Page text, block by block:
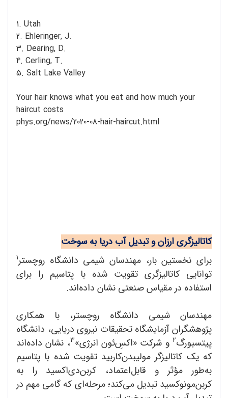
1. Utah
2. Ehleringer, J.
3. Dearing, D.
4. Cerling, T.
5. Salt Lake Valley
Your hair knows what you eat and how much your
haircut costs
phys.org/news/2020-08-hair-haircut.html
کاتالیزگری ارزان و تبدیل آب دریا به سوخت
برای نخستین بار، مهندسان شیمی دانشگاه روچستر1
توانایی کاتالیزگری تقویت شده با پتاسیم را برای
استفاده در مقیاس صنعتی نشان داده‌اند.
مهندسان شیمی دانشگاه روچستر، با همکاری
پژوهشگران آزمایشگاه تحقیقات نیروی دریایی، دانشگاه
پیتسبورگ2و شرکت «اکسِ‌ئون انرژی»3، نشان داده‌اند
که یک کاتالیزگر مولیبدن‌کاربید تقویت شده با پتاسیم
به‌طور مؤثر و قابل‌اعتماد، کربن‌دی‌اکسید را به
کربن‌مونوکسید تبدیل می‌کند؛ مرحله‌ای که گامی مهم در